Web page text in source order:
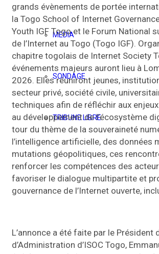
MEDIA
SONDAGE
TRIBUNE LIBRE
grands évènements de portée
la Togo School of Internet
Youth IGF Togo et le Forum National
de l’Internet au Togo (Togo IGF).
chapitre togolais de Internet Society
événements majeurs auront lieu à
2026. Elles réuniront jeunes,
secteur privé, société civile,
techniques afin de réfléchir aux
au développement de l’écosystème
tour du thème de la souveraineté
l’intelligence artificielle, des données
mutations géopolitiques, ces
renforcer les compétences des
favoriser le dialogue multipartite et
gouvernance de l’Internet ouverte,
L’annonce a été faite par le Président
d’Administration d’ISOC Togo,